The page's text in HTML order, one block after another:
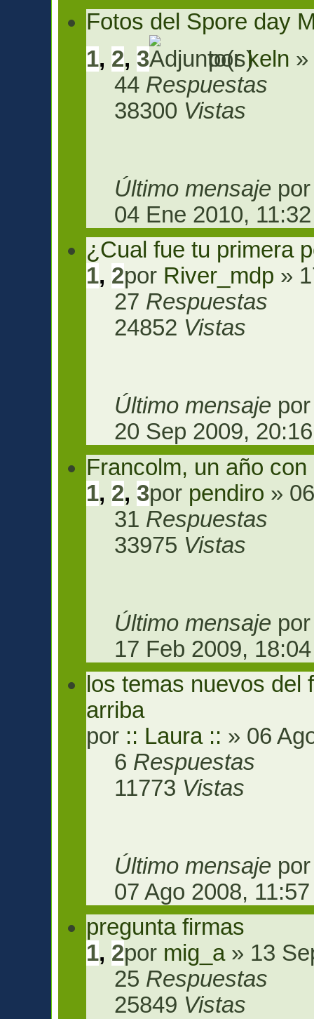
Fotos del Spore day
1, 2, 3 porkeln »
44 Respuestas
38300 Vistas
Último mensaje
04 Ene 2010, 11:32
¿Cual fue tu primera
1, 2por River_mdp »
27 Respuestas
24852 Vistas
Último mensaje
20 Sep 2009, 20:16
Francolm, un año
1, 2, 3por pendiro »
31 Respuestas
33975 Vistas
Último mensaje
17 Feb 2009, 18:04
los temas nuevos
arriba
por :: Laura :: » 06
6 Respuestas
11773 Vistas
Último mensaje
07 Ago 2008, 11:57
pregunta firmas
1, 2por mig_a» 13
25 Respuestas
25849 Vistas